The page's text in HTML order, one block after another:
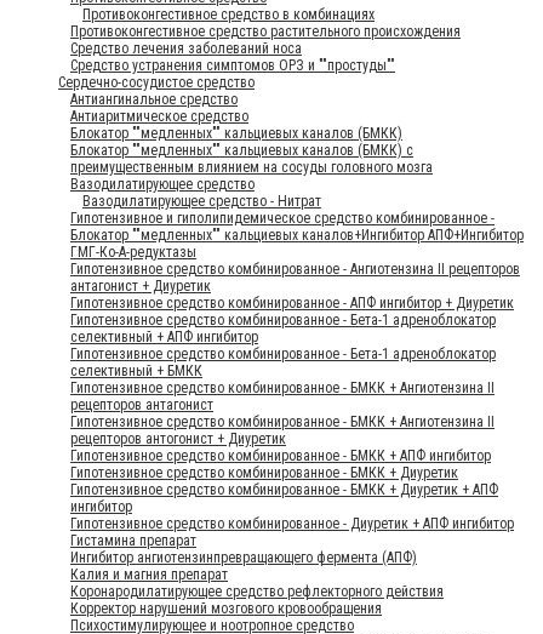
Противоконгестивное средство в комбинациях
Противоконгестивное средство растительного происхождения
Средство лечения заболеваний носа
Средство устранения симптомов ОРЗ и ""простуды""
Сердечно-сосудистое средство
Антиангинальное средство
Антиаритмическое средство
Блокатор ""медленных"" кальциевых каналов (БМКК)
Блокатор ""медленных"" кальциевых каналов (БМКК) с
преимущественным влиянием на сосуды головного мозга
Вазодилатирующее средство
Вазодилатирующее средство - Нитрат
Гипотензивное и гиполипидемическое средство комбинированное -
Блокатор ""медленных"" кальциевых каналов+Ингибитор АПФ+Ингибитор
ГМГ-Ко-А-редуктазы
Гипотензивное средство комбинированное - Ангиотензина II рецепторов
антагонист + Диуретик
Гипотензивное средство комбинированное - АПФ ингибитор + Диуретик
Гипотензивное средство комбинированное - Бета-1 адреноблокатор
селективный + АПФ ингибитор
Гипотензивное средство комбинированное - Бета-1 адреноблокатор
селективный + БМКК
Гипотензивное средство комбинированное - БМКК + Ангиотензина II
рецепторов антагонист
Гипотензивное средство комбинированное - БМКК + Ангиотензина II
рецепторов антогонист + Диуретик
Гипотензивное средство комбинированное - БМКК + АПФ ингибитор
Гипотензивное средство комбинированное - БМКК + Диуретик
Гипотензивное средство комбинированное - БМКК + Диуретик + АПФ
ингибитор
Гипотензивное средство комбинированное - Диуретик + АПФ ингибитор
Гистамина препарат
Ингибитор ангиотензинпревращающего фермента (АПФ)
Калия и магния препарат
Коронародилатирующее средство рефлекторного действия
Корректор нарушений мозгового кровообращения
Психостимулирующее и ноотропное средство